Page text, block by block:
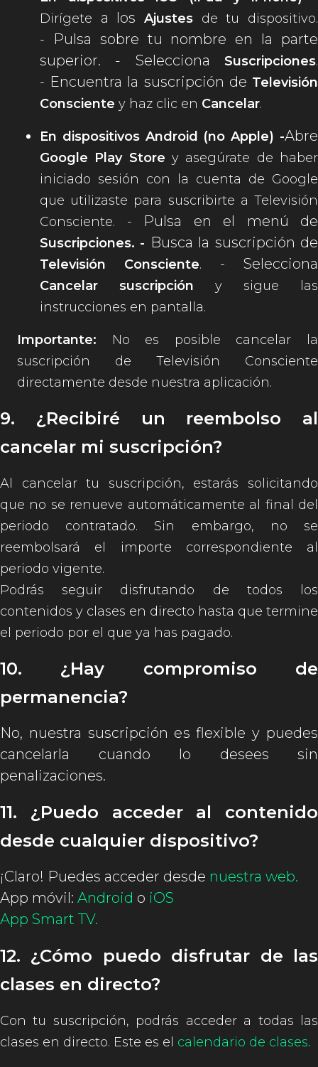
Dirígete a los Ajustes de tu dispositivo.
-
Pulsa sobre tu nombre en la parte
superior. - Selecciona Suscripciones.
- Encuentra la suscripción de Televisión
Consciente y haz clic en Cancelar.
En dispositivos Android (no Apple) -Abre
Google Play Store y asegúrate de haber
iniciado sesión con la cuenta de Google
que utilizaste para suscribirte a Televisión
Consciente. -
Pulsa en el menú de
Suscripciones. - Busca la suscripción de
Televisión Consciente. - Selecciona
Cancelar suscripción y sigue las
instrucciones en pantalla.
Importante: No es posible cancelar la
suscripción de Televisión Consciente
directamente desde nuestra aplicación.
9. ¿Recibiré un reembolso al
cancelar mi suscripción?
Al cancelar tu suscripción, estarás solicitando
que no se renueve automáticamente al final del
periodo contratado. Sin embargo, no se
reembolsará el importe correspondiente al
periodo vigente.
Podrás seguir disfrutando de todos los
contenidos y clases en directo hasta que termine
el periodo por el que ya has pagado.
10. ¿Hay compromiso de
permanencia?
No, nuestra suscripción es flexible y puedes
cancelarla cuando lo desees sin
penalizaciones.
11. ¿Puedo acceder al contenido
desde cualquier dispositivo?
¡Claro! Puedes acceder desde nuestra web.
App móvil: Android o iOS
App Smart TV.
12. ¿Cómo puedo disfrutar de las
clases en directo?
Con tu suscripción, podrás acceder a todas las
clases en directo. Este es el calendario de clases.